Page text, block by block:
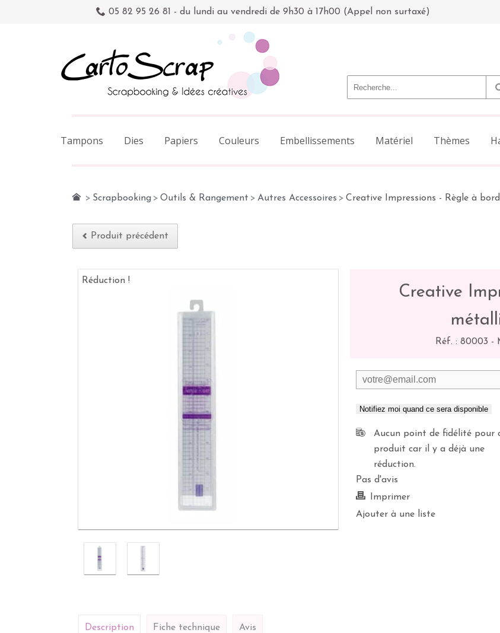
05 82 95 26 81 - du lundi au vendredi de 9h30 à 17h00 (Appel non surtaxé)
Tampons Dies Papiers Couleurs Embellissements Matériel Thèmes
> Scrapbooking > Outils & Rangement > Autres Accessoires > Creative Impressions - Règle à
Produit précédent
Réduction !
Creative
Réf. : 80003 -
Notifiez moi quand ce sera disponible
Aucun point de fidélité pour
produit car il y a déjà une
réduction.
Pas d'avis
Imprimer
Ajouter à une liste
Description Fiche technique Avis